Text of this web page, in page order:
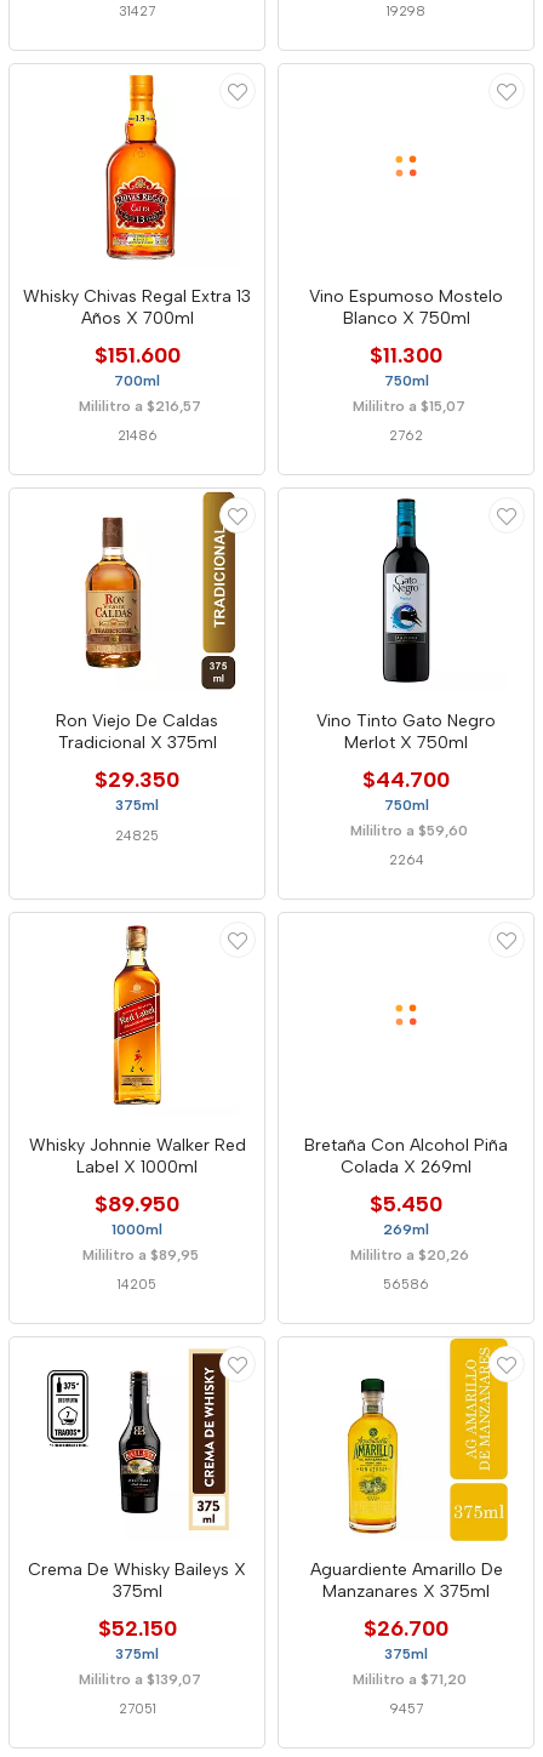
31427 19298
Whisky Chivas Regal Extra 13
Años X 700ml
$151.600
700ml
Mililitro a $216,57
21486
Vino Espumoso Mostelo
Blanco X 750ml
$11.300
750ml
Mililitro a $15,07
2762
Ron Viejo De Caldas
Tradicional X 375ml
$29.350
375ml
24825
Vino Tinto Gato Negro
Merlot X 750ml
$44.700
750ml
Mililitro a $59,60
2264
Whisky Johnnie Walker Red
Label X 1000ml
$89.950
1000ml
Mililitro a $89,95
14205
Bretaña Con Alcohol Piña
Colada X 269ml
$5.450
269ml
Mililitro a $20,26
56586
Crema De Whisky Baileys X
375ml
$52.150
375ml
Mililitro a $139,07
27051
Aguardiente Amarillo De
Manzanares X 375ml
$26.700
375ml
Mililitro a $71,20
9457